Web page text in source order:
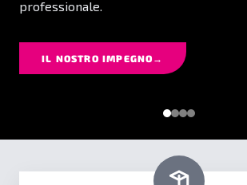
professionale.
IL NOSTRO IMPEGNO →